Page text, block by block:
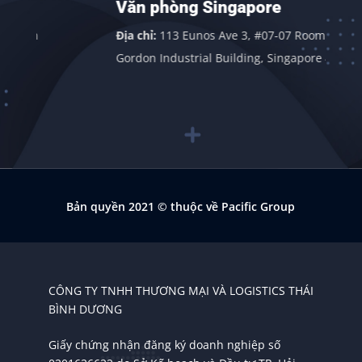
Văn phòng Singapore
Địa chỉ:113 Eunos Ave 3, #07-07 Room 1,
Gordon Industrial Building, Singapore 409838
Bản quyền 2021© thuộc về Pacific Group
CÔNG TY TNHH THƯƠNG MẠI VÀ LOGISTICS THÁI
BÌNH DƯƠNG
Giấy chứng nhận đăng ký doanh nghiệp số